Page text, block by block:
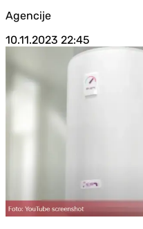
Agencije
10.11.2023 22:45